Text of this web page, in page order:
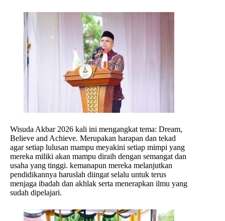
Wisuda Akbar 2026 kali ini mengangkat tema: Dream,
Believe and Achieve. Merupakan harapan dan tekad
agar setiap lulusan mampu meyakini setiap mimpi yang
mereka miliki akan mampu diraih dengan semangat dan
usaha yang tinggi. kemanapun mereka melanjutkan
pendidikannya haruslah diingat selalu untuk terus
menjaga ibadah dan akhlak serta menerapkan ilmu yang
sudah dipelajari.